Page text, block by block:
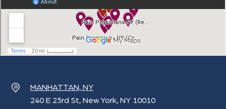
MANHATTAN, NY
240 E 23rd St, New York, NY 10010